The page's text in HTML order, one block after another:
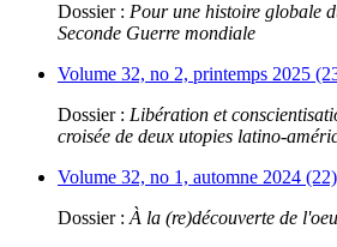
Dossier : Pour une histoire globale
Seconde Guerre mondiale
Volume 32, no 2, printemps 2025
Dossier : Libération et
croisée de deux utopies latino-
Volume 32, no 1, automne 2024 (22)
Dossier : À la (re)découverte de